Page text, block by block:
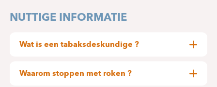
NUTTIGE INFORMATIE
Wat is een tabaksdeskundige ?
verloskundige of kinesist die een gespecialiseerde
Waarom stoppen met roken ?